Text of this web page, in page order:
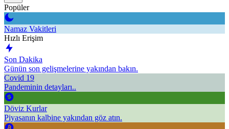
Popüler
Namaz Vakitleri
Hızlı Erişim
Son Dakika
Günün son gelişmelerine yakından bakın.
Covid 19
Pandeminin detayları..
Döviz Kurlar
Piyasanın kalbine yakından göz atın.